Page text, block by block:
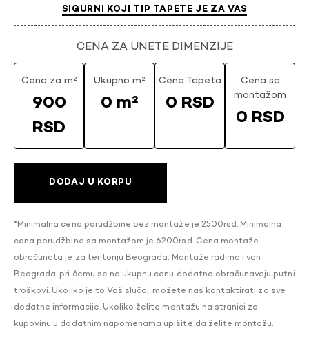
SIGURNI KOJI TIP TAPETE JE ZA VAS
CENA ZA UNETE DIMENZIJE
Cena za m²
900
RSD
Ukupno m²
0 m²
Cena Tapeta
0 RSD
Cena sa
montažom
0 RSD
DODAJ U KORPU
*Minimalna cena porudžbine bez montaže je 2500rsd. Minimalna
cena porudžbine sa montažom je 6200rsd. Cena montaže
obračunata je za teritoriju Beograda. Montaže radimo i van
Beograda, pri čemu se na ukupnu cenu dodatno obračunavaju putni
troškovi. Ukoliko je to Vaš slučaj, možete nas kontaktirati za sve
dodatne informacije. Ukoliko želite montažu na stranici za
kupovinu u dodatnim napomenama upišite da želite montažu.